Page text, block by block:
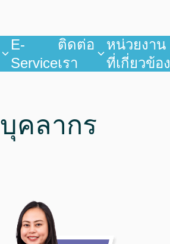
E-
Service
ติดต่อ
เรา
หน่วยงาน
ที่เกี่ยวข้อง
บุคลากร